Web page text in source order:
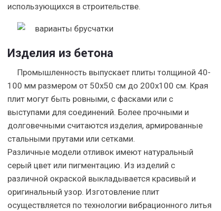
использующихся в строительстве.
Изделия из бетона
Промышленность выпускает плиты толщиной 40-
100 мм размером от 50х50 см до 200х100 см. Края
плит могут быть ровными, с фасками или с
выступами для соединений. Более прочными и
долговечными считаются изделия, армированные
стальными прутами или сетками.
Различные модели отливок имеют натуральный
серый цвет или пигментацию. Из изделий с
различной окраской выкладывается красивый и
оригинальный узор. Изготовление плит
осуществляется по технологии вибрационного литья